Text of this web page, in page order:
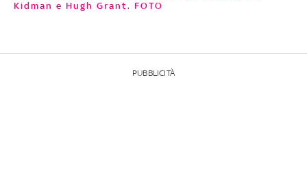
Kidman e Hugh Grant. FOTO
PUBBLICITÀ